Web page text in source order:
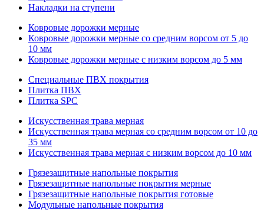
Накладки на ступени
Ковровые дорожки мерные
Ковровые дорожки мерные со средним ворсом от 5 до
10 мм
Ковровые дорожки мерные с низким ворсом до 5 мм
Специальные ПВХ покрытия
Плитка ПВХ
Плитка SPC
Искуccтвенная трава мерная
Искусственная трава мерная со средним ворсом от 10 до
35 мм
Искусственная трава мерная с низким ворсом до 10 мм
Грязезащитные напольные покрытия
Грязезащитные напольные покрытия мерные
Грязезащитные напольные покрытия готовые
Модульные напольные покрытия